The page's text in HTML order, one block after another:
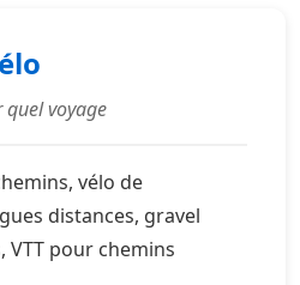
quel voyage
vélo de
distances, gravel
pour chemins